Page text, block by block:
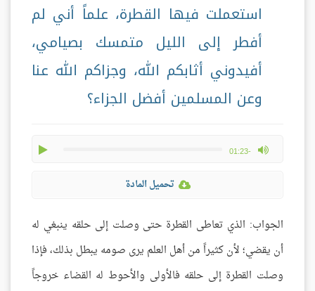
استعملت فيها القطرة، علماً أني لم
أفطر إلى الليل متمسك بصيامي،
أفيدوني أثابكم الله، وجزاكم الله عنا
وعن المسلمين أفضل الجزاء؟
-01:23
max volume
تحميل المادة
الجواب: الذي تعاطى القطرة حتى وصلت إلى حلقه ينبغي له
أن يقضي؛ لأن كثيراً من أهل العلم يرى صومه يبطل بذلك، فإذا
وصلت القطرة إلى حلقه فالأولى والأحوط له القضاء خروجاً